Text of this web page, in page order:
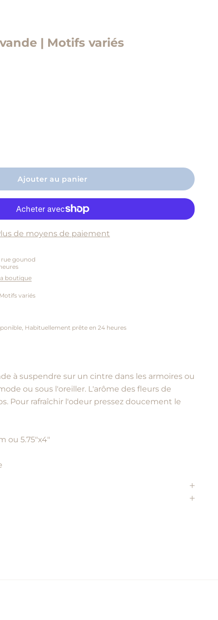
| Motifs variés
Ajouter au panier
de moyens de paiement
rue gounod
boutique
variés
Habituellement prête en 24 heures
à suspendre sur un cintre dans les armoires ou
ou sous l'oreiller. L'arôme des fleurs de
Pour rafraîchir l'odeur pressez doucement le
ou 5.75"x4"